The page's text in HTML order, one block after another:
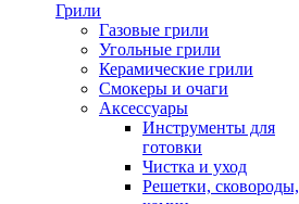
Грили
Газовые грили
Угольные грили
Керамические грили
Смокеры и очаги
Аксессуары
Инструменты для
готовки
Чистка и уход
Решетки, сковороды,